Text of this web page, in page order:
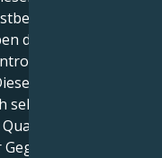
und
die Macht,
aber sie
Menschen
weil sie an
glauben,